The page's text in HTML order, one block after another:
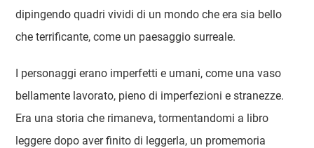
dipingendo quadri vividi di un mondo che era sia bello
che terrificante, come un paesaggio surreale.
I personaggi erano imperfetti e umani, come una vaso
bellamente lavorato, pieno di imperfezioni e stranezze.
Era una storia che rimaneva, tormentandomi a libro
leggere dopo aver finito di leggerla, un promemoria